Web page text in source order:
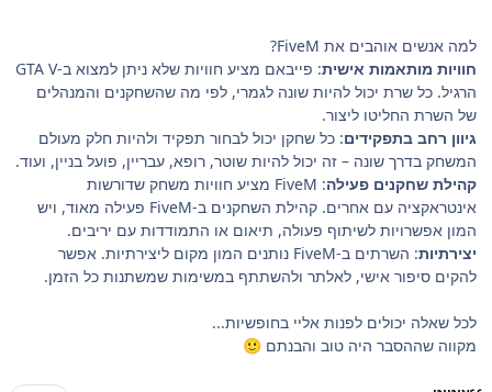
למה אנשים אוהבים את FiveM?
חוויות מותאמות אישית
: פייבאם מציע חוויות שלא ניתן למצוא ב-GTA V
הרגיל. כל שרת יכול להיות שונה לגמרי, לפי מה שהשחקנים והמנהלים
של השרת החליטו ליצור.
גיוון רחב בתפקידים: כל שחקן יכול לבחור תפקיד ולהיות חלק מעולם
המשחק בדרך שונה – זה יכול להיות שוטר, רופא, עבריין, פועל בניין, ועוד.
קהילת שחקנים פעילה
: FiveM מציע חוויות משחק שדורשות
אינטראקציה עם אחרים. קהילת השחקנים ב-FiveM פעילה מאוד, ויש
המון אפשרויות לשיתוף פעולה, תיאום או התמודדות עם יריבים.
יצירתיות
: השרתים ב-FiveM נותנים המון מקום ליצירתיות. אפשר
להקים סיפור אישי, לאלתר ולהשתתף במשימות שמשתנות כל הזמן.
לכל שאלה יכולים לפנות אליי בחופשיות...
מקווה שההסבר היה טוב והבנתם 🙂